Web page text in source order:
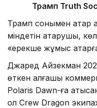
Трамп Truth
Трамп сонымен қатар
міндетін атқарушы,
«ерекше жұмыс
Джаред Айзекман
өткен алғашқы
Polaris Dawn-ға
ол Crew Dragon